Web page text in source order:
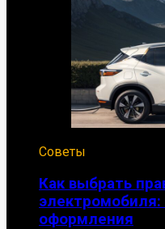
Советы
Как выбрать
оформления